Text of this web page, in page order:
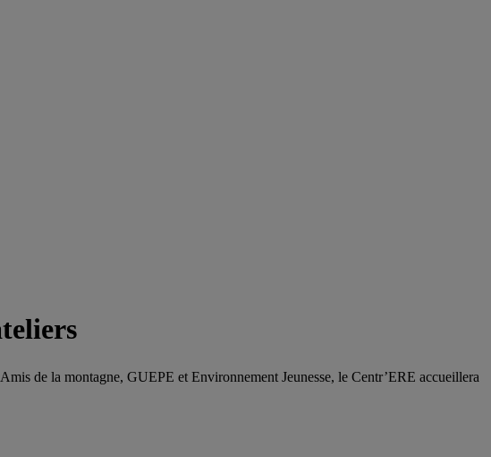
de la montagne, GUEPE et Environnement Jeunesse, le Centr’ERE accueillera